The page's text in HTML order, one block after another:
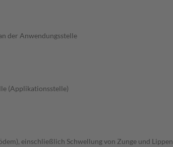
der Anwendungsstelle
(Applikationsstelle)
einschließlich Schwellung von Zunge und Lippen